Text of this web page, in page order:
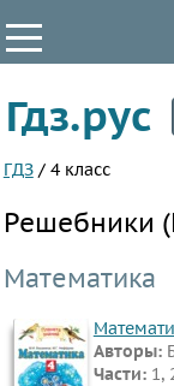
Все
1
3
4
6
7
Гдз.рус
ГДЗ / 4 класс
Решебники
Математика
Авторы:
Части: 1,